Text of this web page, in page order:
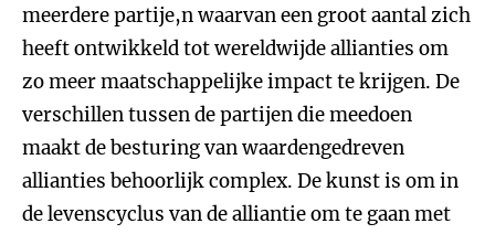
meerdere partije,n waarvan een groot aantal zich
heeft ontwikkeld tot wereldwijde allianties om
zo meer maatschappelijke impact te krijgen. De
verschillen tussen de partijen die meedoen
maakt de besturing van waardengedreven
allianties behoorlijk complex. De kunst is om in
de levenscyclus van de alliantie om te gaan met